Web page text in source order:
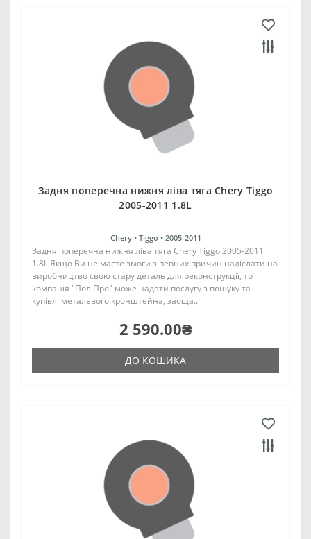
Задня поперечна нижня ліва тяга Chery Tiggo
2005-2011 1.8L
Chery • Tiggo • 2005-2011
Задня поперечна нижня ліва тяга Chery Tiggo 2005-2011
1.8L Якщо Ви не маєте змоги з певних причин надіслати на
виробництво свою стару деталь для реконструкції, то
компанія "ПоліПро" може надати послугу з пошуку та
купівлі металевого кронштейна, заоща..
2 590.00₴
ДО КОШИКА